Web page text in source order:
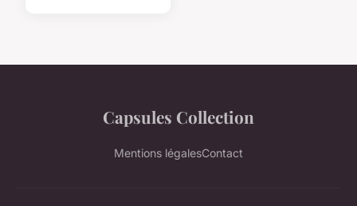
Capsules Collection
Mentions légalesContact